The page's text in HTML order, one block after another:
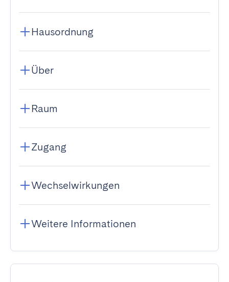
Hausordnung
Über
Raum
Zugang
Wechselwirkungen
Weitere Informationen